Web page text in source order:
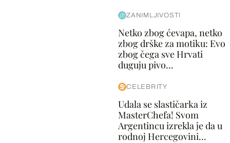
ZANIMLJIVOSTI
Netko zbog ćevapa, netko
zbog drške za motiku: Evo
zbog čega sve Hrvati
duguju pivo...
CELEBRITY
Udala se slastičarka iz
MasterChefa! Svom
Argentincu izrekla je da u
rodnoj Hercegovini...